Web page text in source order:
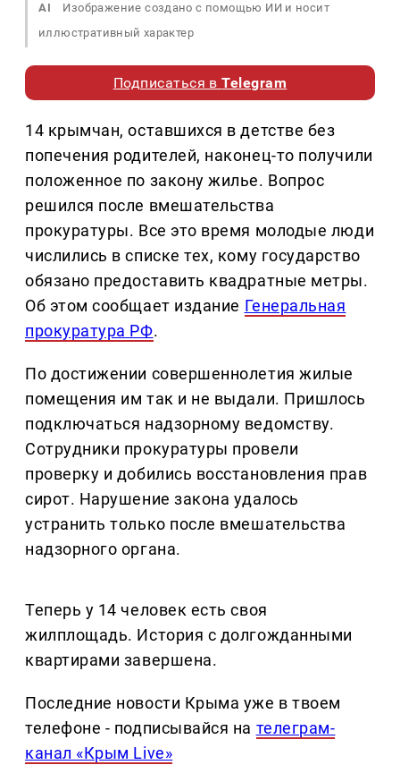
AI
Изображение создано с помощью ИИ и носит
иллюстративный характер
Подписаться вTelegram
14 крымчан, оставшихся в детстве без
попечения родителей, наконец-то получили
положенное по закону жилье. Вопрос
решился после вмешательства
прокуратуры. Все это время молодые люди
числились в списке тех, кому государство
обязано предоставить квадратные метры.
Об этом сообщает издание Генеральная
прокуратура РФ.
По достижении совершеннолетия жилые
помещения им так и не выдали. Пришлось
подключаться надзорному ведомству.
Сотрудники прокуратуры провели
проверку и добились восстановления прав
сирот. Нарушение закона удалось
устранить только после вмешательства
надзорного органа.
Теперь у 14 человек есть своя
жилплощадь. История с долгожданными
квартирами завершена.
Последние новости Крыма уже в твоем
телефоне - подписывайся на телеграм-
канал «Крым Live»